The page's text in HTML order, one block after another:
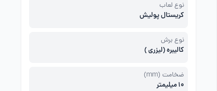
نوع لعاب
کریستال پولیش
نوع برش
کالیبره (لیزری )
ضخامت (mm)
10 میلیمتر